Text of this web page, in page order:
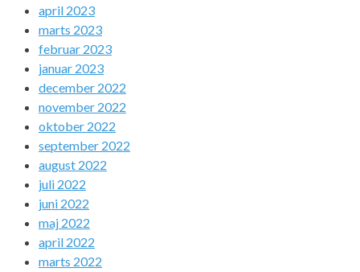
april 2023
marts 2023
februar 2023
januar 2023
december 2022
november 2022
oktober 2022
september 2022
august 2022
juli 2022
juni 2022
maj 2022
april 2022
marts 2022